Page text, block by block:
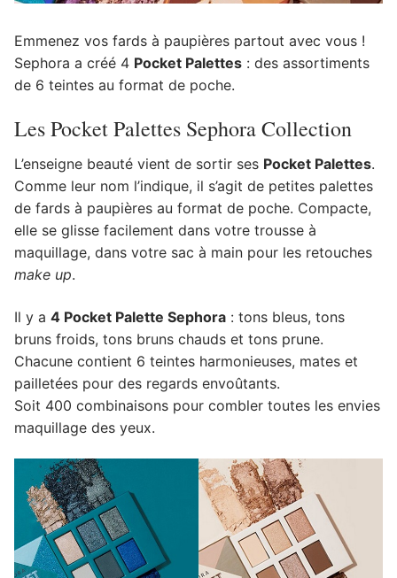
Emmenez vos fards à paupières partout avec vous !
Sephora a créé 4 Pocket Palettes : des assortiments
de 6 teintes au format de poche.
Les Pocket Palettes Sephora Collection
L’enseigne beauté vient de sortir ses Pocket Palettes.
Comme leur nom l’indique, il s’agit de petites palettes
de fards à paupières au format de poche. Compacte,
elle se glisse facilement dans votre trousse à
maquillage, dans votre sac à main pour les retouches
make up.
Il y a 4 Pocket Palette Sephora : tons bleus, tons
bruns froids, tons bruns chauds et tons prune.
Chacune contient 6 teintes harmonieuses, mates et
pailletées pour des regards envoûtants.
Soit 400 combinaisons pour combler toutes les envies
maquillage des yeux.